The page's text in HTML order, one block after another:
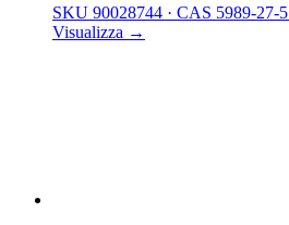
SKU 90028744 · CAS 5989-27-5
Visualizza →